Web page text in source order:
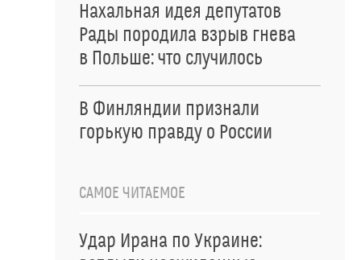
Нахальная идея депутатов
Рады породила взрыв гнева
в Польше: что случилось
В Финляндии признали
горькую правду о России
САМОЕ ЧИТАЕМОЕ
Удар Ирана по Украине: